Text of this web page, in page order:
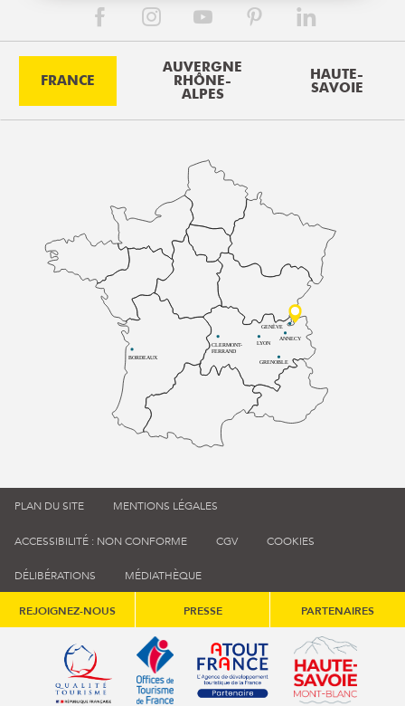
FRANCE
AUVERGNE
RHÔNE-
ALPES
HAUTE-
SAVOIE
BORDEAUX
CLERMONT-
FERRAND
LYON
ANNECY
GRENOBLE
GENÈVE
PLAN DU SITE MENTIONS LÉGALES
ACCESSIBILITÉ : NON CONFORME CGV COOKIES
DÉLIBÉRATIONS MÉDIATHÈQUE
REJOIGNEZ-NOUS PRESSE PARTENAIRES
Qualité tourisme (s'ouvre dans une nouvelle fenêtre)
Office de tourisme de France (s'ouvre
Atout France (s'ouvre dans